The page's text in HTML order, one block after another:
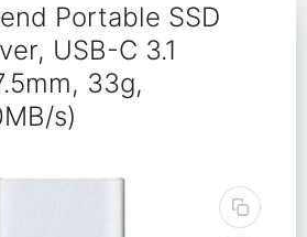
Portable SSD
USB-C 3.1
33g,
s)